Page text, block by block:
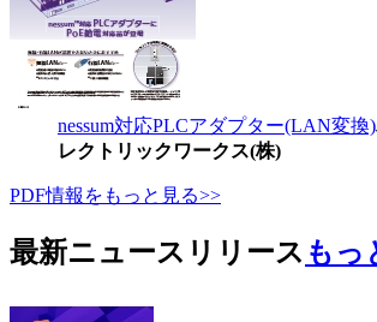
nessum対応PLCアダプター(LAN変換)
レクトリックワークス(株)
PDF情報をもっと見る>>
最新ニュースリリース もっ